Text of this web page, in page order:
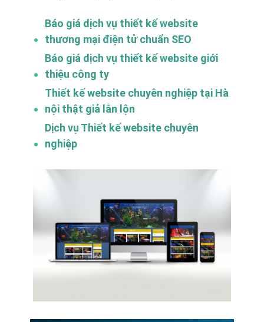
Báo giá dịch vụ thiết kế website
thương mại điện tử chuẩn SEO
Báo giá dịch vụ thiết kế website giới
thiệu công ty
Thiết kế website chuyên nghiệp tại Hà
nội thật giả lẫn lộn
Dịch vụ Thiết kế website chuyên
nghiệp